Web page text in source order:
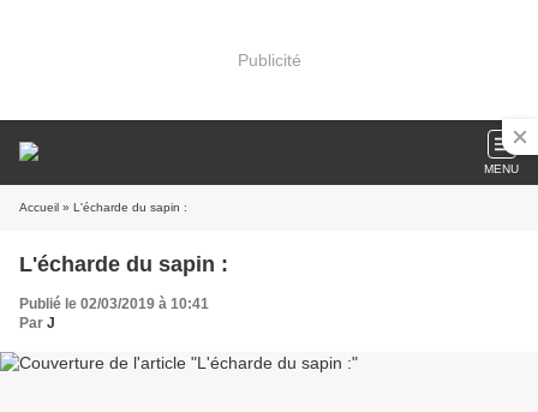
Publicité
MENU
Accueil » L'écharde du sapin :
L'écharde du sapin :
Publié le 02/03/2019 à 10:41
Par J